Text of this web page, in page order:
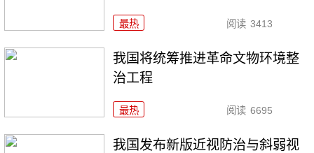
最热 阅读 3413
我国将统筹推进革命文物环境整
治工程
最热 阅读 6695
我国发布新版近视防治与斜弱视